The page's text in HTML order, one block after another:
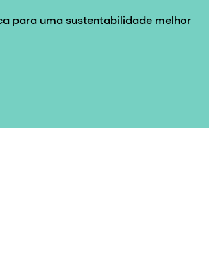
para uma sustentabilidade melhor